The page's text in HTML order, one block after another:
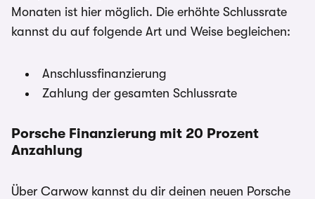
Monaten ist hier möglich. Die erhöhte Schlussrate
kannst du auf folgende Art und Weise begleichen:
Anschlussfinanzierung
Zahlung der gesamten Schlussrate
Porsche Finanzierung mit 20 Prozent
Anzahlung
Über Carwow kannst du dir deinen neuen Porsche